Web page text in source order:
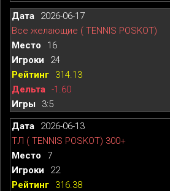
2026-06-17
Все желающие ( TENNIS POSKOT)
16
24
314.13
-1.60
3:5
2026-06-13
ТЛ ( TENNIS POSKOT) 300+
7
22
316.38